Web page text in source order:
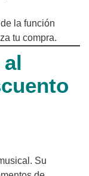
la función
tu compra.
Su